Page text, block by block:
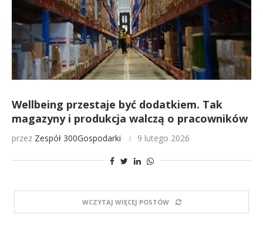
Wellbeing przestaje być dodatkiem. Tak
magazyny i produkcja walczą o pracowników
przez Zespół 300Gospodarki 9 lutego 2026
WCZYTAJ WIĘCEJ POSTÓW